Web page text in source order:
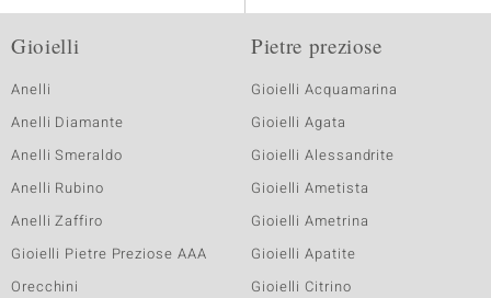
Gioielli
Anelli
Anelli Diamante
Anelli Smeraldo
Anelli Rubino
Anelli Zaffiro
Gioielli Pietre Preziose AAA
Orecchini
Pietre preziose
Gioielli Acquamarina
Gioielli Agata
Gioielli Alessandrite
Gioielli Ametista
Gioielli Ametrina
Gioielli Apatite
Gioielli Citrino